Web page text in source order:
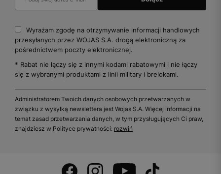
Wyrażam zgodę na otrzymywanie informacji handlowych
przesyłanych przez WOJAS S.A. drogą elektroniczną za
pośrednictwem poczty elektronicznej.
* Rabat nie łączy się z innymi kodami rabatowymi i nie łączy
się z wybranymi produktami z linii military i brelokami.
Administratorem Twoich danych osobowych przetwarzanych w
związku z wysyłką newslettera jest Wojas S.A. Więcej informacji na
temat zasad przetwarzania danych, w tym przysługujących Ci praw,
znajdziesz w Polityce prywatności: rozwiń